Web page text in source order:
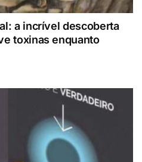
a incrível descoberta
toxinas enquanto